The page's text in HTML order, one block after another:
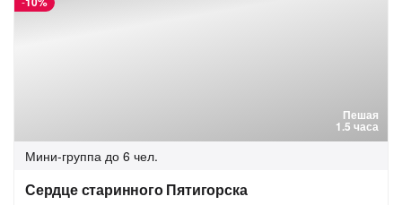
Пешая
1.5 часа
Мини-группа до 6 чел.
Сердце старинного Пятигорска